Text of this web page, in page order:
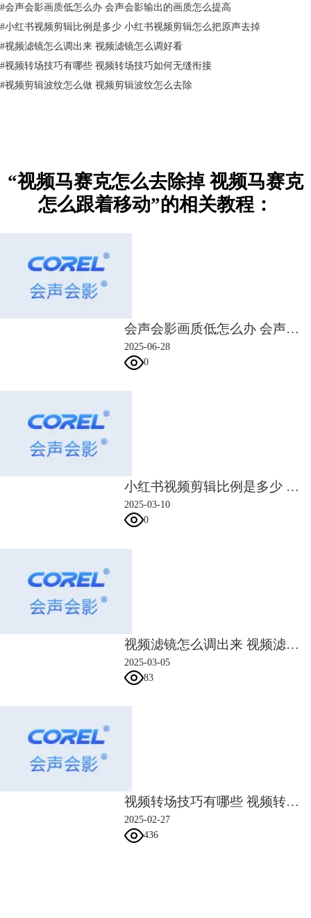
如果是位于画面中心的马赛克，裁剪的方法就不适用了。在这种情况下，
可以使用会声会影的“去除马赛克”特效，进行图像的修复。
图3：去除马赛克特效
克”特效，并将其拖入下方轨道素材中，即可去掉视频马赛克。该功能适
合用于马赛克格子数量较多，模糊程度较轻的素材。
如果要添加静态的马赛克，运用会声会影的马赛克特效能轻松实现，但如
果要让视频马赛克动态移动，该怎么实现呢？会声会影同样能添加动态马
赛克，并能自动形成移动路径，接下来，一起来看看怎么操作。
会声会影的运动追踪功能可以通过定义追踪区域的方式，智能地绘制追踪
路径，并为追踪区域匹配对象或添加马赛克。
打开功能面板后，如图6所示，预览窗口中会出现跟踪器、匹配对象与运
动追踪三个步骤的说明，我们只需按照这三个步骤操作，就能添加动态马
#会声会影画质低怎么办 会声会影输出的画质怎么提高
#小红书视频剪辑比例是多少 小红书视频剪辑怎么把原声去掉
#视频滤镜怎么调出来 视频滤镜怎么调好看
#视频转场技巧有哪些 视频转场技巧如何无缝衔接
#视频剪辑波纹怎么做 视频剪辑波纹怎么去除
“视频马赛克怎么去除掉 视频马赛克
怎么跟着移动”的相关教程：
会声会影画质低怎么办 会声会影输出的画质怎么提高
2025-06-28
0
小红书视频剪辑比例是多少 小红书视频剪辑怎么把原声去掉
2025-03-10
0
视频滤镜怎么调出来 视频滤镜怎么调好看
2025-03-05
83
视频转场技巧有哪些 视频转场技巧如何无缝衔接
2025-02-27
436